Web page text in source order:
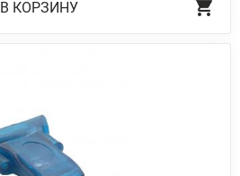
В КОРЗИНУ